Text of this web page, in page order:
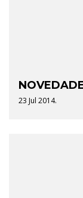
23 Jul 2014.